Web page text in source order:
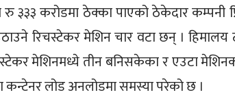
३३३ करोडमा ठेक्का पाएको ठेकेदार कम्पनी
रिचस्टेकर मेशिन चार वटा छन् । हिमालय
मेशिनमध्ये तीन बनिसकेका र एउटा
लोड अनलोडमा समस्या परेको छ ।